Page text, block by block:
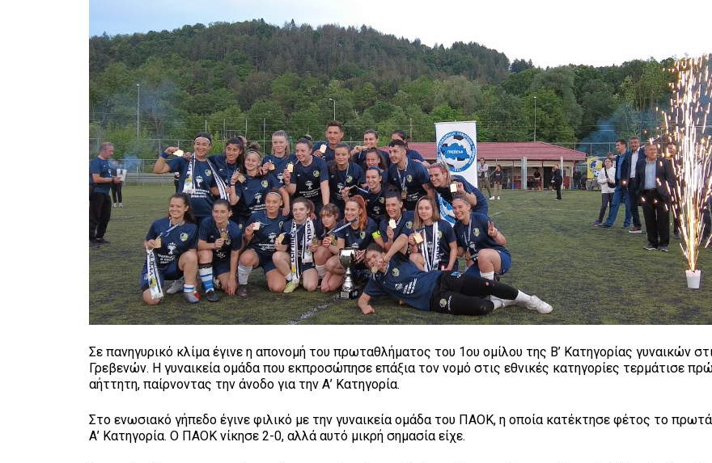
Σε πανηγυρικό κλίμα έγινε η απονομή του πρωταθλήματος του 1ου ομίλου της Β’ Κατηγορίας γυναικών
Γρεβενών. Η γυναικεία ομάδα που εκπροσώπησε επάξια τον νομό στις εθνικές κατηγορίες τερμάτισε
αήττητη, παίρνοντας την άνοδο για την Α’ Κατηγορία.
Στο ενωσιακό γήπεδο έγινε φιλικό με την γυναικεία ομάδα του ΠΑΟΚ, η οποία κατέκτησε φέτος το
Α’ Κατηγορία. Ο ΠΑΟΚ νίκησε 2-0, αλλά αυτό μικρή σημασία είχε.